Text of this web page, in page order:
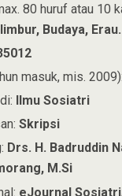
80 huruf atau 10
Budaya, Erau.
masuk, mis. 2009):
Ilmu Sosiatri
Skripsi
Drs. H. Badruddin
M.Si
eJournal